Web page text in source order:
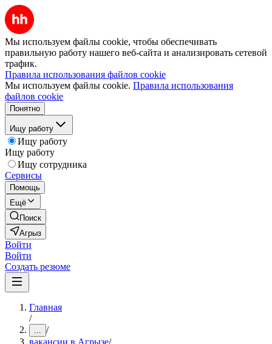
Мы используем файлы cookie, чтобы обеспечивать
правильную работу нашего веб-сайта и анализировать сетевой
трафик.
Правила использования файлов cookie
Мы используем файлы cookie. Правила использования
файлов cookie
Понятно
Ищу работу
Ищу работу
Ищу работу
Ищу сотрудника
Сервисы
Помощь
Ещё
Поиск
Агрыз
Войти
Войти
Создать резюме
Главная
/
... /
вакансии в Агрызе/